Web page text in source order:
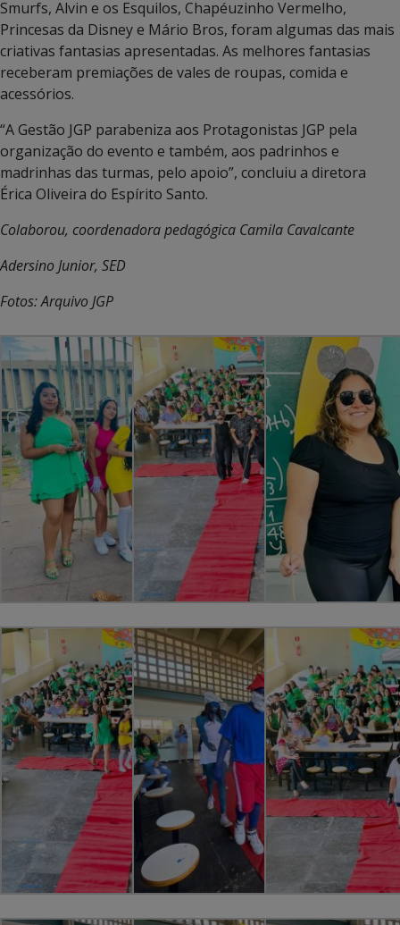
Smurfs, Alvin e os Esquilos, Chapéuzinho Vermelho,
Princesas da Disney e Mário Bros, foram algumas das mais
criativas fantasias apresentadas. As melhores fantasias
receberam premiações de vales de roupas, comida e
acessórios.
“A Gestão JGP parabeniza aos Protagonistas JGP pela
organização do evento e também, aos padrinhos e
madrinhas das turmas, pelo apoio”, concluiu a diretora
Érica Oliveira do Espírito Santo.
Colaborou, coordenadora pedagógica Camila Cavalcante
Adersino Junior, SED
Fotos: Arquivo JGP